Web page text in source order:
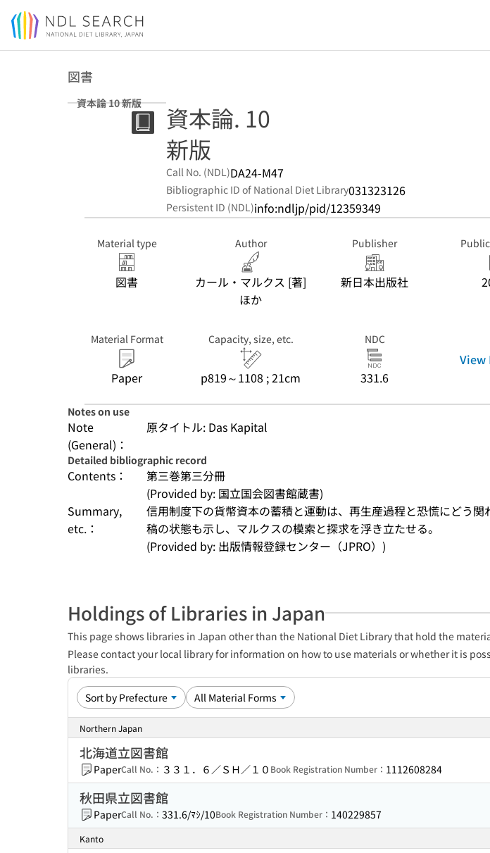
Jump to main content
図書
資本論 10 新版
資本論. 10
新版
Call No. (NDL)DA24-M47
Bibliographic ID of National Diet Library031323126
Persistent ID (NDL)info:ndljp/pid/12359349
Material type
図書
Author
カール・マルクス [著]
ほか
Publisher
新日本出版社
Material Format
Paper
Capacity, size, etc.
p819～1108 ; 21cm
NDC
331.6
View
Notes on use
Note
(General)：
原タイトル: Das Kapital
Detailed bibliographic record
Contents：
第三巻第三分冊
(Provided by: 国立国会図書館蔵書)
Summary,
etc.：
信用制度下の貨幣資本の蓄積と運動は、再生産過程と恐慌にどう関
稿の状態も示し、マルクスの模索と探求を浮き立たせる。
(Provided by: 出版情報登録センター（JPRO）)
Holdings of Libraries in Japan
This page shows libraries in Japan other than the National Diet Library that hold the
Please contact your local library for information on how to use materials or whether it is
libraries.
Northern Japan
北海道立図書館
PaperCall No.： ３３１．６／ＳＨ／１０ Book Registration Number： 1112608284
秋田県立図書館
PaperCall No.： 331.6/ﾏｼ/10Book Registration Number： 140229857
Kanto